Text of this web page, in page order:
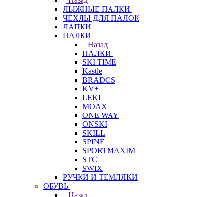
ЛЫЖНЫЕ ПАЛКИ
ЧЕХЛЫ ДЛЯ ПАЛОК
ЛАПКИ
ПАЛКИ
Назад
ПАЛКИ
SKI TIME
Kastle
BRADOS
KV+
LEKI
MOAX
ONE WAY
ONSKI
SKILL
SPINE
SPORTMAXIM
STC
SWIX
РУЧКИ И ТЕМЛЯКИ
ОБУВЬ
Назад